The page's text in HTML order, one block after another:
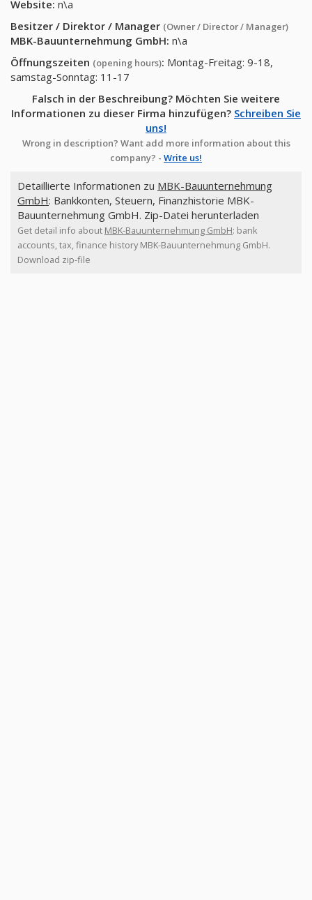
Website: n\a
Besitzer / Direktor / Manager (Owner / Director / Manager)
MBK-Bauunternehmung GmbH: n\a
Öffnungszeiten (opening hours): Montag-Freitag: 9-18,
samstag-Sonntag: 11-17
Falsch in der Beschreibung? Möchten Sie weitere
Informationen zu dieser Firma hinzufügen? Schreiben Sie
uns!
Wrong in description? Want add more information about this
company? - Write us!
Detaillierte Informationen zu MBK-Bauunternehmung
GmbH: Bankkonten, Steuern, Finanzhistorie MBK-
Bauunternehmung GmbH. Zip-Datei herunterladen
Get detail info about MBK-Bauunternehmung GmbH: bank
accounts, tax, finance history MBK-Bauunternehmung GmbH.
Download zip-file